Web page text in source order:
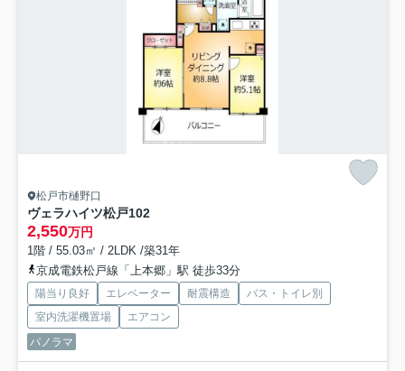
松戸市樋野口
ヴェラハイツ松戸102
2,550万円
1階 / 55.03㎡ / 2LDK /築31年
京成電鉄松戸線「上本郷」駅 徒歩33分
陽当り良好 エレベーター 耐震構造
バス・トイレ別
室内洗濯機置場
エアコン
パノラマ